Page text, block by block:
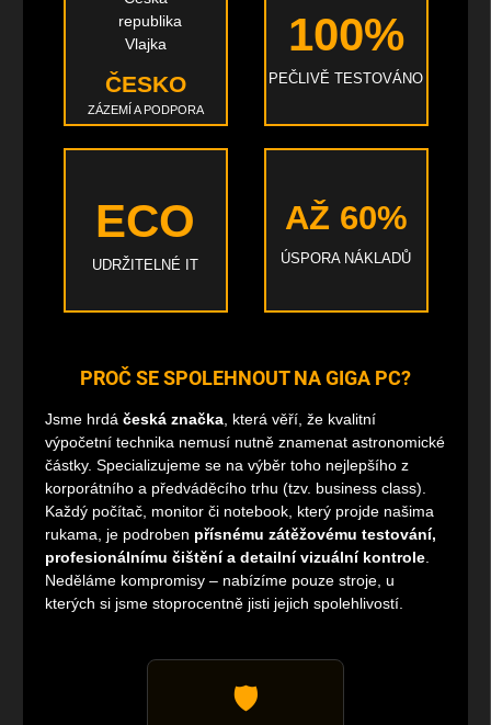
ČESKO
ZÁZEMÍ A PODPORA
100%
PEČLIVĚ TESTOVÁNO
ECO
UDRŽITELNÉ IT
AŽ 60%
ÚSPORA NÁKLADŮ
PROČ SE SPOLEHNOUT NA GIGA PC?
Jsme hrdá česká značka, která věří, že kvalitní
výpočetní technika nemusí nutně znamenat astronomické
částky. Specializujeme se na výběr toho nejlepšího z
korporátního a předváděcího trhu (tzv. business class).
Každý počítač, monitor či notebook, který projde našima
rukama, je podroben přísnému zátěžovému testování,
profesionálnímu čištění a detailní vizuální kontrole.
Neděláme kompromisy – nabízíme pouze stroje, u
kterých si jsme stoprocentně jisti jejich spolehlivostí.
🛡️